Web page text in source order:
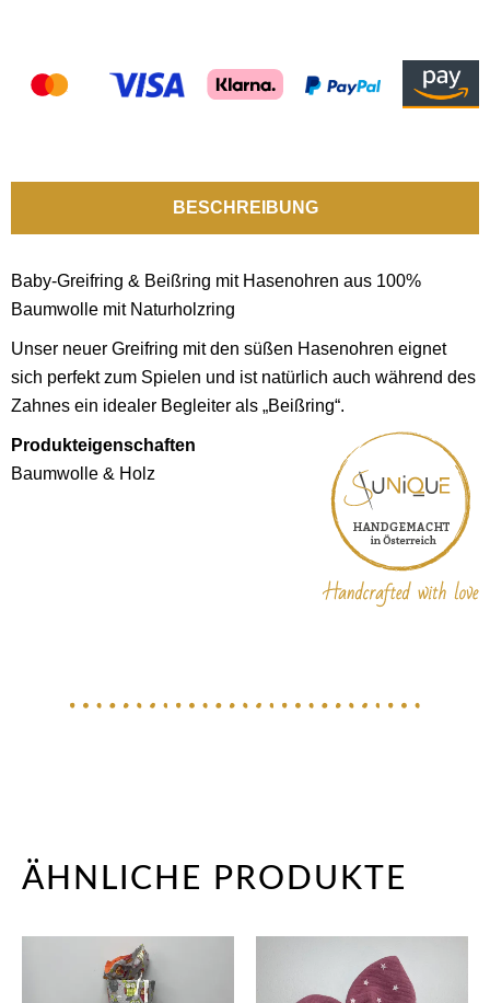
BESCHREIBUNG
Baby-Greifring & Beißring mit Hasenohren aus 100%
Baumwolle mit Naturholzring
Unser neuer Greifring mit den süßen Hasenohren eignet
sich perfekt zum Spielen und ist natürlich auch während des
Zahnes ein idealer Begleiter als „Beißring“.
Produkteigenschaften
Baumwolle & Holz
ÄHNLICHE PRODUKTE